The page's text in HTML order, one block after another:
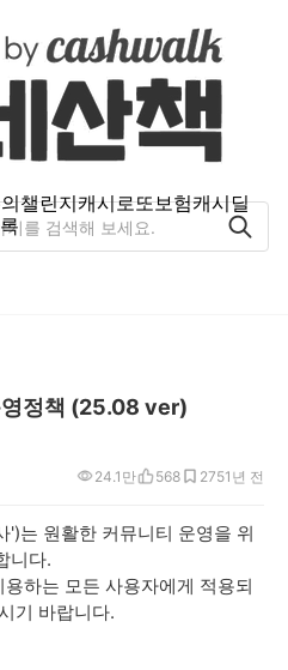
챌린지캐시로또보험캐시딜
영정책 (25.08 ver)
1년 전
24.1만 568 275
')는 원활한 커뮤니티 운영을 위
니다.
하는 모든 사용자에게 적용되
기 바랍니다.